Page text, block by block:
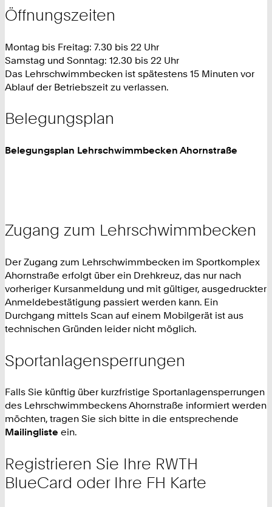
Öffnungszeiten
Montag bis Freitag: 7.30 bis 22 Uhr
Samstag und Sonntag: 12.30 bis 22 Uhr
Das Lehrschwimmbecken ist spätestens 15 Minuten vor
Ablauf der Betriebszeit zu verlassen.
Belegungsplan
Belegungsplan Lehrschwimmbecken Ahornstraße
Zugang zum Lehrschwimmbecken
Der Zugang zum Lehrschwimmbecken im Sportkomplex
Ahornstraße erfolgt über ein Drehkreuz, das nur nach
vorheriger Kursanmeldung und mit gültiger, ausgedruckter
Anmeldebestätigung passiert werden kann. Ein
Durchgang mittels Scan auf einem Mobilgerät ist aus
technischen Gründen leider nicht möglich.
Sportanlagensperrungen
Falls Sie künftig über kurzfristige Sportanlagensperrungen
des Lehrschwimmbeckens Ahornstraße informiert werden
möchten, tragen Sie sich bitte in die entsprechende
Mailingliste ein.
Registrieren Sie Ihre RWTH
BlueCard oder Ihre FH Karte